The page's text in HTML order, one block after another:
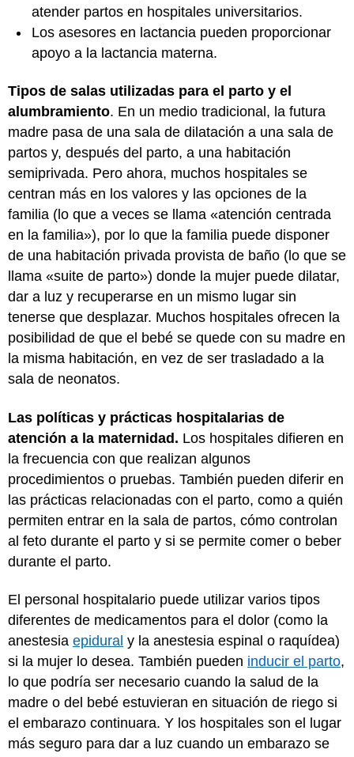
atender partos en hospitales universitarios.
Los asesores en lactancia pueden proporcionar
apoyo a la lactancia materna.
Tipos de salas utilizadas para el parto y el
alumbramiento. En un medio tradicional, la futura
madre pasa de una sala de dilatación a una sala de
partos y, después del parto, a una habitación
semiprivada. Pero ahora, muchos hospitales se
centran más en los valores y las opciones de la
familia (lo que a veces se llama «atención centrada
en la familia»), por lo que la familia puede disponer
de una habitación privada provista de baño (lo que se
llama «suite de parto») donde la mujer puede dilatar,
dar a luz y recuperarse en un mismo lugar sin
tenerse que desplazar. Muchos hospitales ofrecen la
posibilidad de que el bebé se quede con su madre en
la misma habitación, en vez de ser trasladado a la
sala de neonatos.
Las políticas y prácticas hospitalarias de
atención a la maternidad. Los hospitales difieren en
la frecuencia con que realizan algunos
procedimientos o pruebas. También pueden diferir en
las prácticas relacionadas con el parto, como a quién
permiten entrar en la sala de partos, cómo controlan
al feto durante el parto y si se permite comer o beber
durante el parto.
El personal hospitalario puede utilizar varios tipos
diferentes de medicamentos para el dolor (como la
anestesia epidural y la anestesia espinal o raquídea)
si la mujer lo desea. También pueden inducir el parto,
lo que podría ser necesario cuando la salud de la
madre o del bebé estuvieran en situación de riego si
el embarazo continuara. Y los hospitales son el lugar
más seguro para dar a luz cuando un embarazo se